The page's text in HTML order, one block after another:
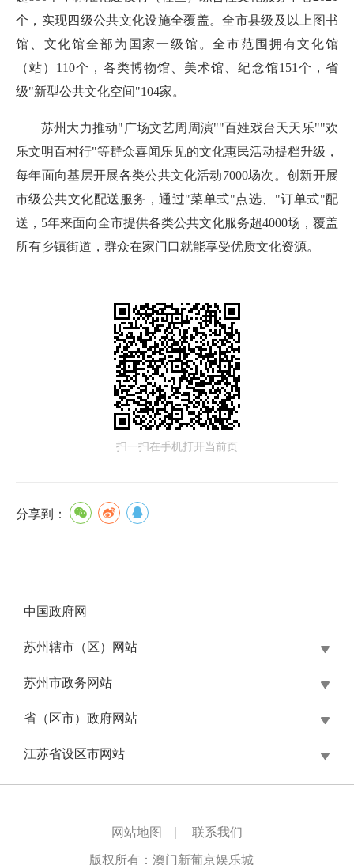
个，实现四级公共文化设施全覆盖。全市县级及以上图书
馆、文化馆全部为国家一级馆。全市范围拥有文化馆
（站）110个，各类博物馆、美术馆、纪念馆151个，省
级"新型公共文化空间"104家。
苏州大力推动"广场文艺周周演""百姓戏台天天乐""欢
乐文明百村行"等群众喜闻乐见的文化惠民活动提档升级，
每年面向基层开展各类公共文化活动7000场次。创新开展
市级公共文化配送服务，通过"菜单式"点选、"订单式"配
送，5年来面向全市提供各类公共文化服务超4000场，覆盖
所有乡镇街道，群众在家门口就能享受优质文化资源。
扫一扫在手机打开当前页
分享到：
中国政府网
苏州辖市（区）网站
苏州市政务网站
省（区市）政府网站
江苏省设区市网站
网站地图 |
联系我们
版权所有：澳门新葡京娱乐城